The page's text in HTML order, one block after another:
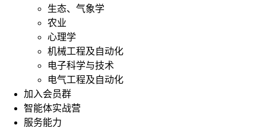
生态、气象学
农业
心理学
机械工程及自动化
电子科学与技术
电气工程及自动化
加入会员群
智能体实战营
服务能力